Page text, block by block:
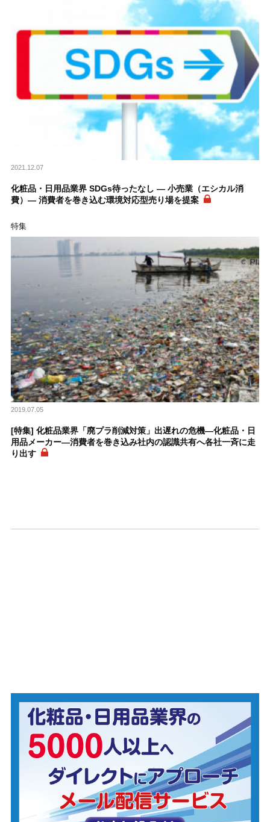
2021.12.07
化粧品・日用品業界 SDGs待ったなし ― 小売業（エシカル消
費）― 消費者を巻き込む環境対応型売り場を提案
特集
2019.07.05
[特集] 化粧品業界「廃プラ削減対策」出遅れの危機―化粧品・日
用品メーカー―消費者を巻き込み社内の認識共有へ各社一斉に走
り出す